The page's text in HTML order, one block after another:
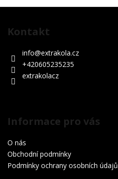
Kontakt
info@extrakola.cz
+420605235235
extrakolacz
Informace pro vás
O nás
Obchodní podmínky
Podmínky ochrany osobních údajů